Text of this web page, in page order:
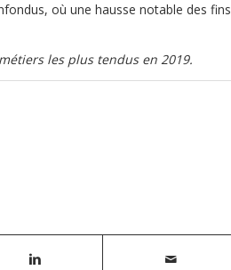
où une hausse notable des fins
les plus tendus en 2019.